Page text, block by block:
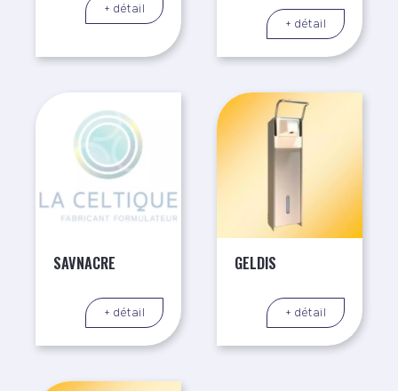
+ détail
+ détail
SAVNACRE
+ détail
GELDIS
+ détail